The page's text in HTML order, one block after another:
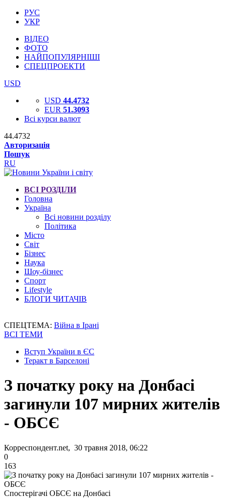
РУС
УКР
ВІДЕО
ФОТО
НАЙПОПУЛЯРНІШІ
СПЕЦПРОЕКТИ
USD
USD 44.4732
EUR 51.3093
Всі курси валют
44.4732
Авторизація
Пошук
RU
ВСІ РОЗДІЛИ
Головна
Україна
Всі новини розділу
Політика
Місто
Світ
Бізнес
Наука
Шоу-бізнес
Спорт
Lifestyle
БЛОГИ ЧИТАЧІВ
СПЕЦТЕМА: Війна в Ірані
ВСІ ТЕМИ
Вступ України в ЄС
Теракт в Барселоні
З початку року на Донбасі
загинули 107 мирних жителів
- ОБСЄ
Корреспондент.net, 30 травня 2018, 06:22
0
163
Спостерігачі ОБСЄ на Донбасі